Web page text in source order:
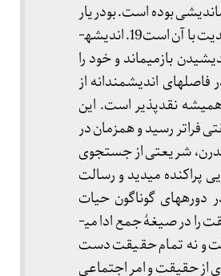
بوده است. بودریار
می­گفت ارزش اندیشیدن نه در همگرایی آن با حقیقت بلکه در فاصله گرفتن از حقیقت و ضدیت با آن است19. اندیشه­
بازمی­ماند و خود را
اندیشمندانه از
نقدپذیر است. این
فراتر رسید و همزمان در
شریعتی از جستجوی
می­دید و رسالت
دوره­های گوناگون حیات
اجتماعی- تاریخی می­دانست. او حقیقت را امری منفرد و انحصاری نمی­دانست، بلکه حقیقت را در صیغۀ جمع ادا می­
و نه تمام حقیقت دست
از حقیقت و امر اجتماعی